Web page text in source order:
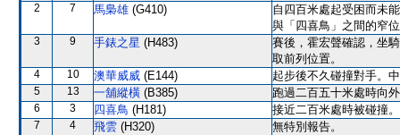
2 7 馬梟雄 (G410)
自四百米處起受困而未
與「四喜鳥」之間的窄
3 9 手錶之星 (H483)
賽後，霍宏聲確認，坐
取前列位置。
4 10 澳華威威 (E144) 起步後不久碰撞對手。
5 13 一舖縱橫 (B385) 跑過二百五十米處時向
6 3 四喜鳥 (H181) 接近二百米處時被碰撞。
7 4 飛雲 (H320) 無特別報告。